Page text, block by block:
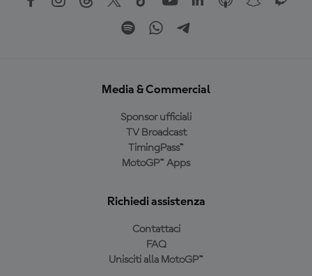
Media & Commercial
Sponsor ufficiali
TV Broadcast
TimingPass™
MotoGP™ Apps
Richiedi assistenza
Contattaci
FAQ
Unisciti alla MotoGP™